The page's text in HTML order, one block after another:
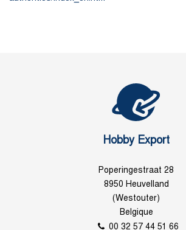
Hobby Export
Poperingestraat 28
8950 Heuvelland
(Westouter)
Belgique
00 32 57 44 51 66